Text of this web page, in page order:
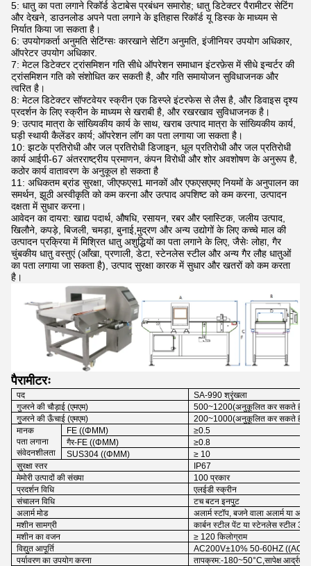
5: धातु का पता लगाने रिकॉर्ड डेटाबेस प्रबंधन समारोह; धातु डिटेक्टर पैरामीटर सेटिंग
और देखने, डाउनलोड अपने पता लगाने के इतिहास रिकॉर्ड यू डिस्क के माध्यम से
निर्यात किया जा सकता है।
6: उपयोगकर्ता अनुमति सेटिंग्सः कारखाने सेटिंग अनुमति, इंजीनियर उपयोग अधिकार,
ऑपरेटर उपयोग अधिकार.
7: मेटल डिटेक्टर ट्रांसमिशन गति सीधे ऑपरेशन समाधान इंटरफ़ेस में सीधे इन्वर्टर की
ट्रांसमिशन गति को संशोधित कर सकती है, और गति समायोजन सुविधाजनक और
त्वरित है।
8: मेटल डिटेक्टर सॉफ्टवेयर स्क्रीन एक डिस्प्ले इंटरफेस से लैस है, और डिवाइस दृश्य
प्रदर्शन के लिए स्क्रीन के माध्यम से खराबी है, और रखरखाव सुविधाजनक है।
9: उत्पाद मात्रा के सांख्यिकीय कार्य के साथ, खराब उत्पाद मात्रा के सांख्यिकीय कार्य,
घड़ी स्थायी कैलेंडर कार्य; ऑपरेशन लॉग का पता लगाया जा सकता है।
10: झटके प्रतिरोधी और जल प्रतिरोधी डिजाइन, धूल प्रतिरोधी और जल प्रतिरोधी
कार्य आईपी-67 अंतरराष्ट्रीय प्रमाणन, कंपन विरोधी और शोर अवशोषण के अनुरूप है,
कठोर कार्य वातावरण के अनुकूल हो सकता है
11: अधिकतम ब्रांड सुरक्षा, जीएफएस1 मानकों और एफएसएमए नियमों के अनुपालन का
समर्थन, झूठी अस्वीकृति को कम करना और उत्पाद अपशिष्ट को कम करना, उत्पादन
दक्षता में सुधार करना।
आवेदन का दायरा: खाद्य पदार्थ, औषधि, रसायन, रबर और प्लास्टिक, जलीय उत्पाद,
खिलौने, कपड़े, बिजली, चमड़ा, बुनाई,मुद्रण और अन्य उद्योगों के लिए कच्चे माल की
उत्पादन प्रक्रिया में मिश्रित धातु अशुद्धियों का पता लगाने के लिए, जैसेः लोहा, गैर
चुंबकीय धातु वस्तुएं (आँखा, प्रणाली, डेटा, स्टेनलेस स्टील और अन्य गैर लौह धातुओं
का पता लगाया जा सकता है), उत्पाद सुरक्षा कारक में सुधार और खतरों को कम करता
है।
पैरामीटरः
पद
SA-990 श्रृंखला
गुजरने की चौड़ाई (एमएम)
500~1200(अनुकूलित कर सकते हैं
गुजरने की ऊँचाई (एमएम)
200~1000(अनुकूलित कर सकते हैं
मानक
पता लगाना
संवेदनशीलता
FE ((ΦMM)
≥0.5
गैर-FE ((ΦMM)
≥0.8
SUS304 ((ΦMM)
≥ 10
सुरक्षा स्तर
IP67
मेमोरी उत्पादों की संख्या
100 प्रकार
प्रदर्शन विधि
एलईडी स्क्रीन
संचालन विधि
टच बटन इनपुट
अलार्म मोड
अलार्म स्टॉप, बजने वाला अलार्म या
मशीन सामग्री
कार्बन स्टील पेंट या स्टेनलेस स्टील
मशीन का वजन
≥ 120 किलोग्राम
विद्युत आपूर्ति
AC200V±10% 50-60HZ
पर्यावरण का उपयोग करना
तापक्रम:-180~50°C ,सापेक्ष आर्द्रता